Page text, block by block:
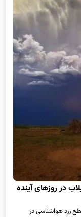
در روزهای آینده
زرد هواشناسی در